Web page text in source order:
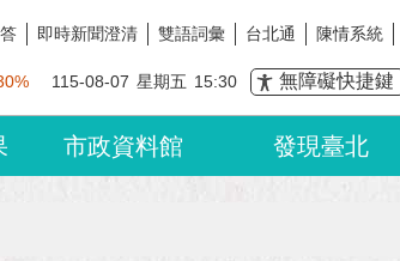
即時新聞澄清 雙語詞彙 台北通 陳情系統
115-08-07 星期五 15:30 無障礙快捷鍵
市政資料館 發現臺北